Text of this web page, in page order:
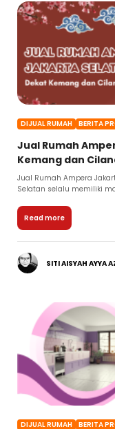
DIJUAL RUMAH BERITA
Jual Rumah
Kemang dan
Jual Rumah Ampera
Selatan selalu memiliki
Read more
SITI AISYAH AYYA
DIJUAL RUMAH BERITA